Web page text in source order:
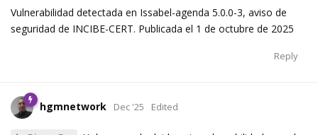
Vulnerabilidad detectada en Issabel-agenda 5.0.0-3, aviso de
seguridad de INCIBE-CERT. Publicada el 1 de octubre de 2025
Reply
hgmnetwork Dec '25 Edited